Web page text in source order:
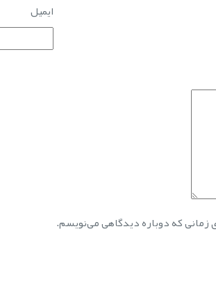
ایمیل
زمانی که دوباره دیدگاهی می‌نویسم.